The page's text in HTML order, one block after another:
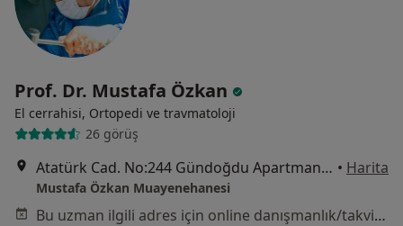
Prof. Dr. Mustafa Özkan
El cerrahisi, Ortopedi ve travmatoloji
26 görüş
Atatürk Cad. No:244 Gündoğdu Apartmanı Kat 3 Daire 3 Alsancak, İzmir • Harita
Mustafa Özkan Muayenehanesi
Bu uzman ilgili adres için online danışmanlık/takvim sunmuyor.